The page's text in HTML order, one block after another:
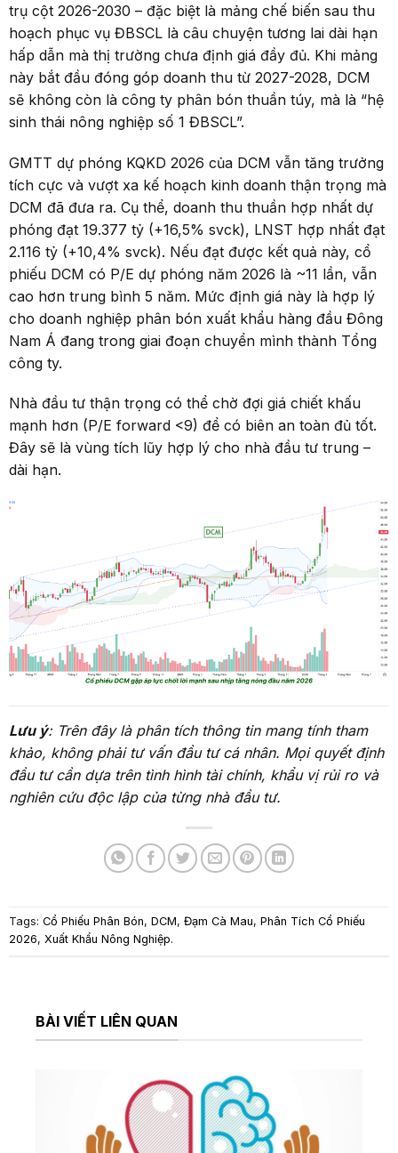
trụ cột 2026-2030 – đặc biệt là mảng chế biến sau thu
hoạch phục vụ ĐBSCL là câu chuyện tương lai dài hạn
hấp dẫn mà thị trường chưa định giá đầy đủ. Khi mảng
này bắt đầu đóng góp doanh thu từ 2027-2028, DCM
sẽ không còn là công ty phân bón thuần túy, mà là “hệ
sinh thái nông nghiệp số 1 ĐBSCL”.
GMTT dự phóng KQKD 2026 của DCM vẫn tăng trưởng
tích cực và vượt xa kế hoạch kinh doanh thận trọng mà
DCM đã đưa ra. Cụ thể, doanh thu thuần hợp nhất dự
phóng đạt 19.377 tỷ (+16,5% svck), LNST hợp nhất đạt
2.116 tỷ (+10,4% svck). Nếu đạt được kết quả này, cổ
phiếu DCM có P/E dự phóng năm 2026 là ~11 lần, vẫn
cao hơn trung bình 5 năm. Mức định giá này là hợp lý
cho doanh nghiệp phân bón xuất khẩu hàng đầu Đông
Nam Á đang trong giai đoạn chuyển mình thành Tổng
công ty.
Nhà đầu tư thận trọng có thể chờ đợi giá chiết khấu
mạnh hơn (P/E forward <9) để có biên an toàn đủ tốt.
Đây sẽ là vùng tích lũy hợp lý cho nhà đầu tư trung –
dài hạn.
Lưu ý: Trên đây là phân tích thông tin mang tính tham
khảo, không phải tư vấn đầu tư cá nhân. Mọi quyết định
đầu tư cần dựa trên tình hình tài chính, khẩu vị rủi ro và
nghiên cứu độc lập của từng nhà đầu tư.
Tags: Cổ Phiếu Phân Bón, DCM, Đạm Cà Mau, Phân Tích Cổ Phiếu
2026, Xuất Khẩu Nông Nghiệp.
BÀI VIẾT LIÊN QUAN